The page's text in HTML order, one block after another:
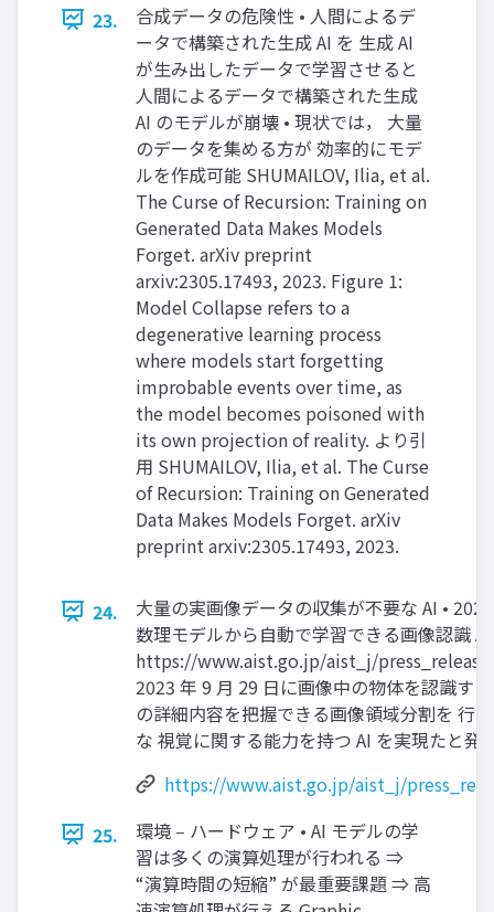
23.
合成データの危険性 • ⼈間によるデ
ータで構築された⽣成 AI を ⽣成 AI
が⽣み出したデータで学習させると
⼈間によるデータで構築された⽣成
AI のモデルが崩壊 • 現状では， ⼤量
のデータを集める⽅が 効率的にモデ
ルを作成可能 SHUMAILOV, Ilia, et al.
The Curse of Recursion: Training on
Generated Data Makes Models
Forget. arXiv preprint
arxiv:2305.17493, 2023. Figure 1:
Model Collapse refers to a
degenerative learning process
where models start forgetting
improbable events over time, as
the model becomes poisoned with
its own projection of reality. より引
⽤ SHUMAILOV, Ilia, et al. The Curse
of Recursion: Training on Generated
Data Makes Models Forget. arXiv
preprint arxiv:2305.17493, 2023.
24.
⼤量の実画像データの収集が不要な AI •
数理モデルから⾃動で学習できる画像認識
https://www.aist.go.jp/aist_j/
2023 年 9 ⽉ 29 ⽇に画像中の物体を認識す
の詳細内容を把握できる画像領域分割を ⾏
な 視覚に関する能⼒を持つ AI を実現たと発
https://www.aist.go.jp/aist_j/
25.
環境 ‒ ハードウェア • AI モデルの学
習は多くの演算処理が⾏われる ⇒
“演算時間の短縮” が最重要課題 ⇒ ⾼